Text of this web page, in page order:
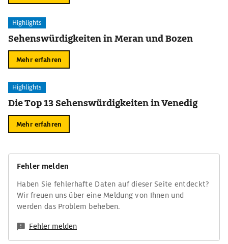
Highlights
Sehenswürdigkeiten in Meran und Bozen
Mehr erfahren
Highlights
Die Top 13 Sehenswürdigkeiten in Venedig
Mehr erfahren
Fehler melden
Haben Sie fehlerhafte Daten auf dieser Seite entdeckt?
Wir freuen uns über eine Meldung von Ihnen und
werden das Problem beheben.
Fehler melden